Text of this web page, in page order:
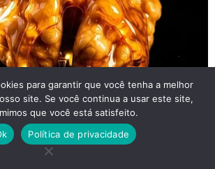
para garantir que você tenha a melhor
site. Se você continua a usar este site,
que você está satisfeito.
Política de privacidade